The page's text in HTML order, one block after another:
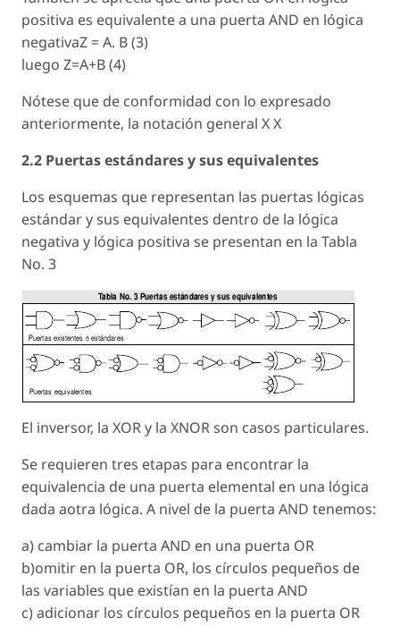
positiva es equivalente a una puerta AND en lógica
negativaZ = A. B (3)
luego Z=A+B (4)
Nótese que de conformidad con lo expresado
anteriormente, la notación general X X
2.2 Puertas estándares y sus equivalentes
Los esquemas que representan las puertas lógicas
estándar y sus equivalentes dentro de la lógica
negativa y lógica positiva se presentan en la Tabla
No. 3
El inversor, la XOR y la XNOR son casos particulares.
Se requieren tres etapas para encontrar la
equivalencia de una puerta elemental en una lógica
dada aotra lógica. A nivel de la puerta AND tenemos:
a) cambiar la puerta AND en una puerta OR
b)omitir en la puerta OR, los círculos pequeños de
las variables que existían en la puerta AND
c) adicionar los círculos pequeños en la puerta OR